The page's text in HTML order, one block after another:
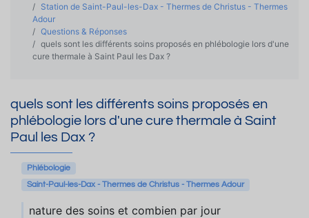
Station de Saint-Paul-les-Dax - Thermes de Christus - Thermes
Adour
Questions & Réponses
quels sont les différents soins proposés en phlébologie lors d'une
cure thermale à Saint Paul les Dax ?
quels sont les différents soins proposés en
phlébologie lors d'une cure thermale à Saint
Paul les Dax ?
Phlébologie
Saint-Paul-les-Dax - Thermes de Christus - Thermes Adour
nature des soins et combien par jour